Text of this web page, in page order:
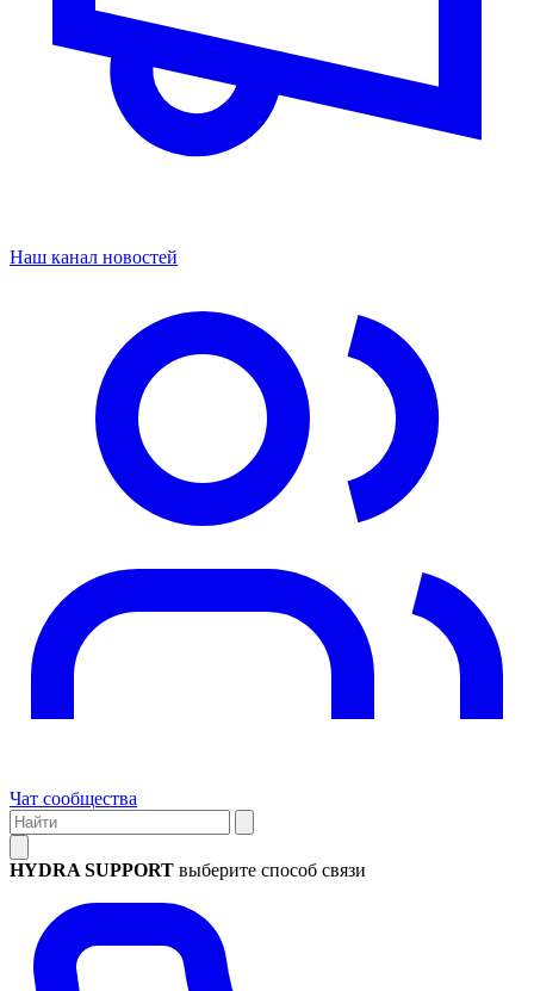
Наш канал новостей
Чат сообщества
HYDRA SUPPORT выберите способ связи